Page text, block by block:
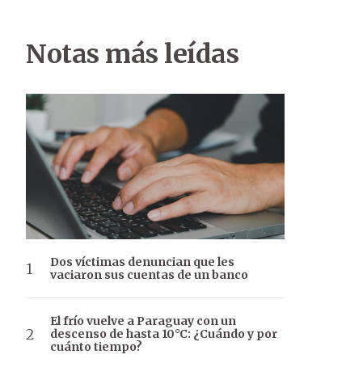
Notas más leídas
Dos víctimas denuncian que les
vaciaron sus cuentas de un banco
El frío vuelve a Paraguay con un
descenso de hasta 10°C: ¿Cuándo y por
cuánto tiempo?